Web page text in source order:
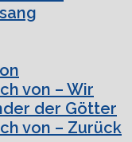
von – Wir
der Götter
von – Zurück